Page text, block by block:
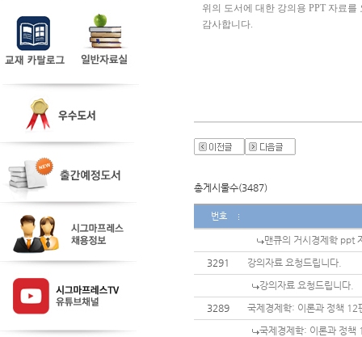
위의 도서에 대한 강의용 PPT 자료를
감사합니다.
총게시물수(3487)
번호
맨큐의 거시경제학 ppt
3291
강의자료 요청드립니다.
강의자료 요청드립니다.
3289
국제경제학: 이론과 정책 12
국제경제학: 이론과 정책